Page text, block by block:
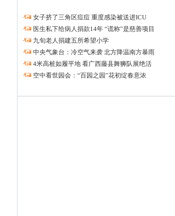
·
女子挤了三角区痘痘 重度感染被送进ICU
·
医生私下给病人捐款14年 “谎称”是慈善项目
·
九旬老人捐建五所希望小学
·
中央气象台：冷空气来袭 北方降温南方暴雨
·
4米高桩如履平地 看广西藤县舞狮队展绝活
·
空中看世园会：“百园之园”花初绽春意浓